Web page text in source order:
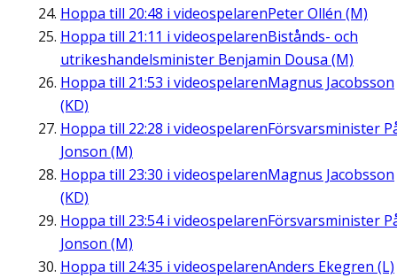
Hoppa till 20:48 i videospelarenPeter Ollén (M)
Hoppa till 21:11 i videospelarenBistånds- och
utrikeshandelsminister Benjamin Dousa (M)
Hoppa till 21:53 i videospelarenMagnus Jacobsson
(KD)
Hoppa till 22:28 i videospelarenFörsvarsminister
Jonson (M)
Hoppa till 23:30 i videospelarenMagnus Jacobsson
(KD)
Hoppa till 23:54i videospelarenFörsvarsminister
Jonson (M)
Hoppa till 24:35 i videospelarenAnders Ekegren (L)